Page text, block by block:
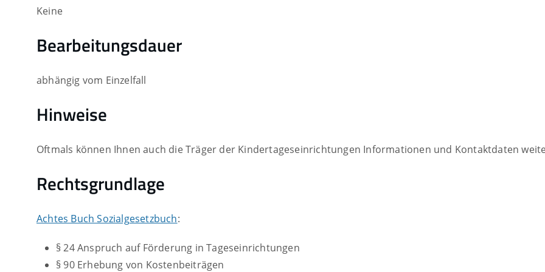
Keine
Bearbeitungsdauer
abhängig vom Einzelfall
Hinweise
Oftmals können Ihnen auch die Träger der Kindertageseinrichtungen Informationen und Kontaktdaten
Rechtsgrundlage
Achtes Buch Sozialgesetzbuch:
§ 24 Anspruch auf Förderung in Tageseinrichtungen
§ 90 Erhebung von Kostenbeiträgen